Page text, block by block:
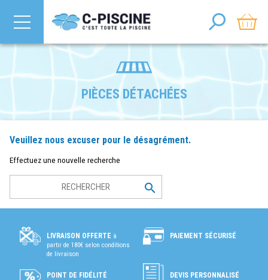
PIÈCES DÉTACHÉES
Veuillez nous excuser pour le désagrément.
Effectuez une nouvelle recherche

LIVRAISON OFFERTE à
partir de 180€ selon conditions
de livraison
PAIEMENT SÉCURISÉ
POINT DE FIDÉLITÉ DEVIS PERSONNALISÉ